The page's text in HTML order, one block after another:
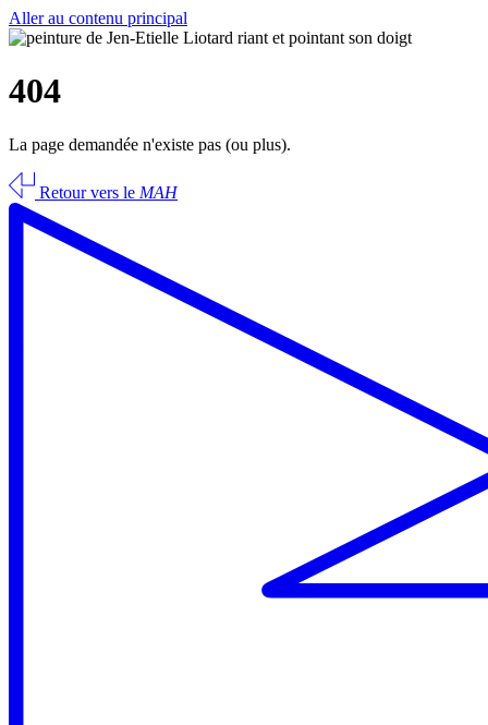
Aller au contenu principal
404
La page demandée n'existe pas (ou plus).
Retour vers le MAH